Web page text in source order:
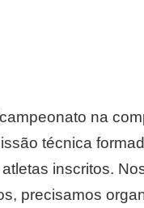
na
técnica
inscritos.
precisamos